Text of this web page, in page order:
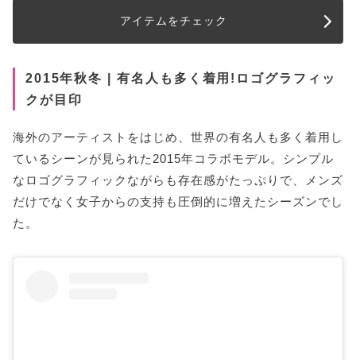
アイテムをチェック
2015年秋冬 | 有名人も多く着用!ロゴグラフィッ
クが目印
海外のアーティストをはじめ、世界の有名人も多く着用し
ているシーンが見られた2015年コラボモデル。シンプル
なロゴグラフィックながらも存在感がたっぷりで、メンズ
だけでなく女子からの支持も圧倒的に増えたシーズンでし
た。